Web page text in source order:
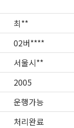
최**
02버****
서울시**
2005
운행가능
처리완료